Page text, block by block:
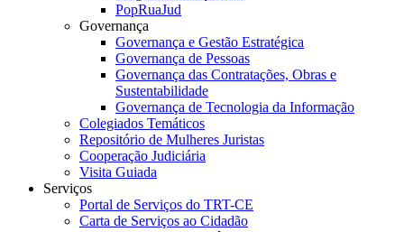
PopRuaJud
Governança
Governança e Gestão Estratégica
Governança de Pessoas
Governança das Contratações, Obras e
Sustentabilidade
Governança de Tecnologia da Informação
Colegiados Temáticos
Repositório de Mulheres Juristas
Cooperação Judiciária
Visita Guiada
Serviços
Portal de Serviços do TRT-CE
Carta de Serviços ao Cidadão